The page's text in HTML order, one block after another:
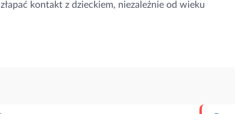
złapać kontakt z dzieckiem, niezależnie od wieku